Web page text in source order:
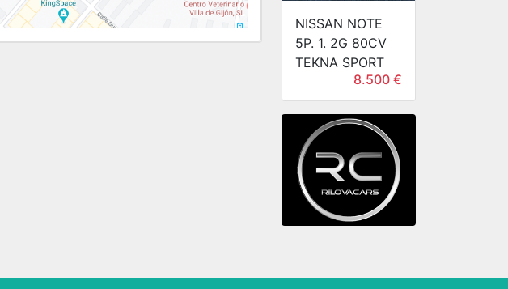
NISSAN NOTE
5P. 1. 2G 80CV
TEKNA SPORT
8.500 €